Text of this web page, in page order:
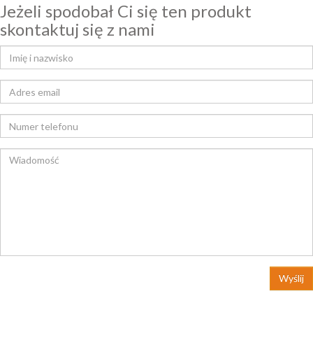
Jeżeli spodobał Ci się ten produkt
skontaktuj się z nami
Wyślij